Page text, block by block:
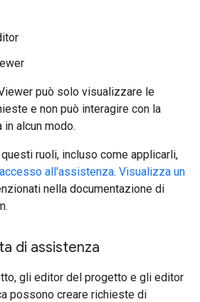
può solo visualizzare le
e non può interagire con la
alcun modo.
ruoli, incluso come applicarli,
all'assistenza. Visualizza un
nella documentazione di
di assistenza
gli editor del progetto e gli editor
possono creare richieste di